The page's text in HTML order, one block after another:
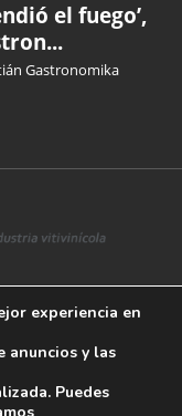
el fuego’,
Gastronomika
experiencia en
anuncios y las
Puedes